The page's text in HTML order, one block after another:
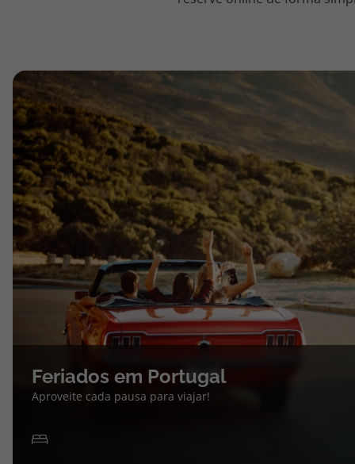
topatlantico@topatlantico.com
Feriados em Portugal
Aproveite cada pausa para viajar!